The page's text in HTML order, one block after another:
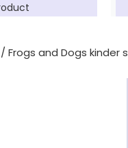
/ Frogs and Dogs kinder